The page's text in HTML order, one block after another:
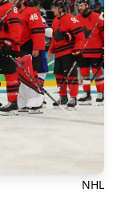
NHL